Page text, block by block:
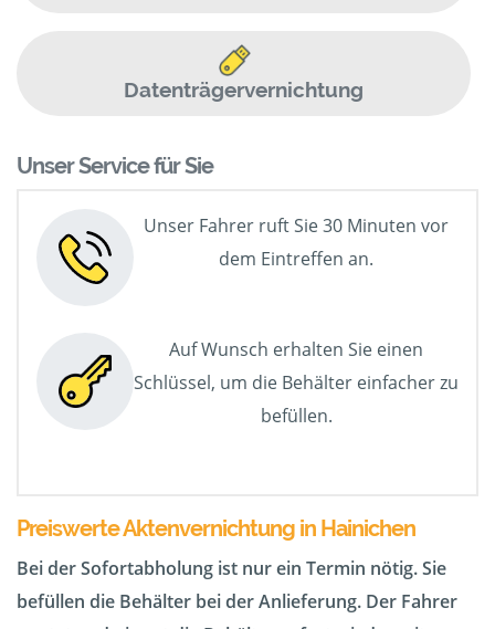
Datenträgervernichtung
Unser Service für Sie
Unser Fahrer ruft Sie 30 Minuten vor
dem Eintreffen an.
Auf Wunsch erhalten Sie einen
Schlüssel, um die Behälter einfacher zu
befüllen.
Preiswerte Aktenvernichtung in Hainichen
Bei der Sofortabholung ist nur ein Termin nötig. Sie
befüllen die Behälter bei der Anlieferung. Der Fahrer